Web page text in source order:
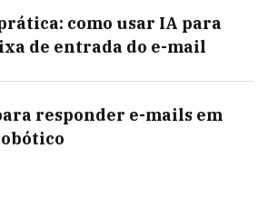
como usar IA para
de entrada do e-mail
responder e-mails em